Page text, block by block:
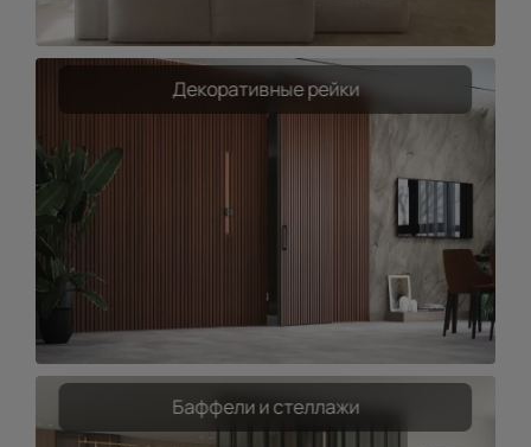
Декоративные рейки
Баффели и стеллажи